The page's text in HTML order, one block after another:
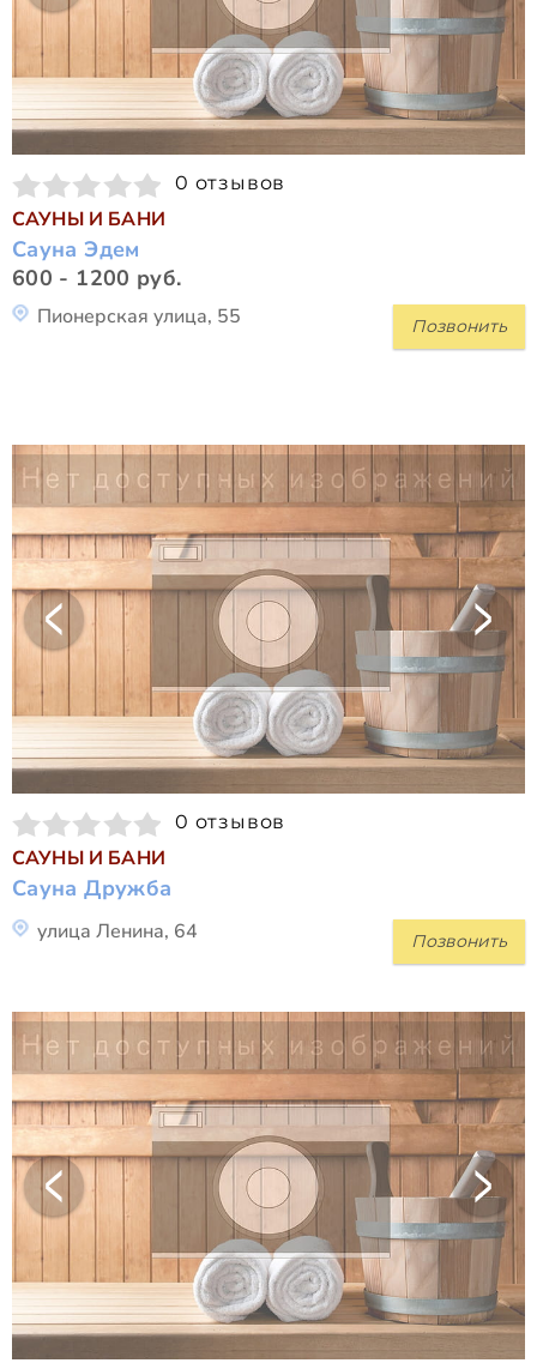
0 отзывов
САУНЫ И БАНИ
Сауна Эдем
600 - 1200 руб.
Позвонить
Пионерская улица, 55
0 отзывов
САУНЫ И БАНИ
Сауна Дружба
Позвонить
улица Ленина, 64